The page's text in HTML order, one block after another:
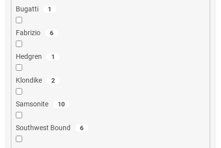
Bugatti 1
Fabrizio 6
Hedgren 1
Klondike 2
Samsonite 10
Southwest Bound 6